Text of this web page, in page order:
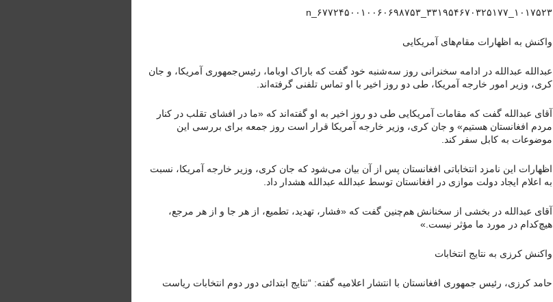
۱۰۱۷۵۲۳_۳۳۱۹۵۴۶۷۰۳۲۵۱۷۷_۶۷۷۲۴۵۰۰۱۰۰۶۰۶۹۸۷۵۳_n
واکنش به اظهارات مقام‌های آمریکایی
عبدالله عبدالله در ادامه سخنرانی روز سه‌شنبه خود گفت که باراک اوباما، رئیس‌جمهوری آمریکا، و جان
کری، وزیر امور خارجه آمریکا، طی دو روز اخیر با او تماس تلفنی گرفته‌اند.
آقای عبدالله گفت که مقامات آمریکایی طی دو روز اخیر به او گفته‌اند که «ما در افشای تقلب در کنار
مردم افغانستان هستیم» و جان کری، وزیر خارجه آمریکا قرار است روز جمعه برای بررسی این
موضوعات به کابل سفر کند.
اظهارات این نامزد انتخاباتی افغانستان پس از آن بیان می‌شود که جان کری، وزیر خارجه آمریکا، نسبت
به اعلام ایجاد دولت موازی در افغانستان توسط عبدالله عبدالله هشدار داد.
آقای عبدالله در بخشی از سخنانش هم‌چنین گفت که «فشار، تهدید، تطمیع، از هر جا و از هر مرجع،
هیچ‌کدام در مورد ما مؤثر نیست.»
واکنش کرزی به نتایج انتخابات
حامد کرزی، رئیس جمهوری افغانستان با انتشار اعلامیه گفته: “نتایج ابتدائی دور دوم انتخابات ریاست